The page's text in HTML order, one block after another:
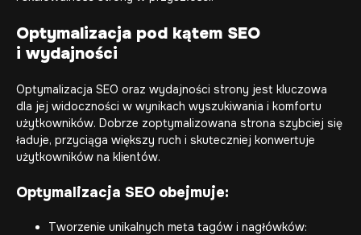
Optymalizacja pod kątem SEO
i wydajności
Optymalizacja SEO oraz wydajności strony jest kluczowa
dla jej widoczności w wynikach wyszukiwania i komfortu
użytkowników. Dobrze zoptymalizowana strona szybciej się
ładuje, przyciąga większy ruch i skuteczniej konwertuje
użytkowników na klientów.
Optymalizacja SEO obejmuje:
Tworzenie unikalnych meta tagów i nagłówków: